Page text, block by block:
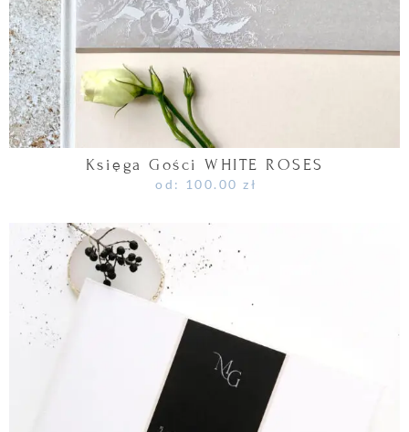
Księga Gości WHITE ROSES
od: 100.00zł